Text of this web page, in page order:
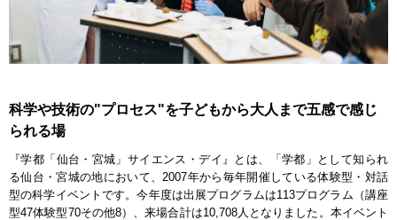
科学や技術の"プロセス"を子どもから大人まで五感で感じ
られる場
『学都「仙台・宮城」サイエンス・デイ』とは、「学都」として知られ
る仙台・宮城の地において、2007年から毎年開催している体験型・対話
型の科学イベントです。今年度は出展プログラムは113プログラム（講座
型47体験型70その他8）、来場合計は10,708人となりました。本イベント